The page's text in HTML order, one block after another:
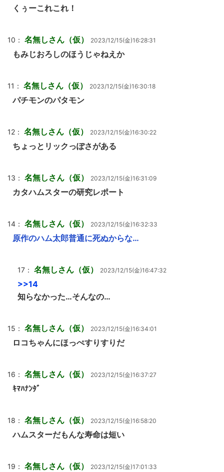
くぅーこれこれ！
10： 名無しさん（仮） 2023/12/15(金)16:28:31
もみじおろしのほうじゃねえか
11： 名無しさん（仮） 2023/12/15(金)16:30:18
パチモンのパタモン
12： 名無しさん（仮） 2023/12/15(金)16:30:22
ちょっとリックっぽさがある
13： 名無しさん（仮） 2023/12/15(金)16:31:09
カタハムスターの研究レポート
14： 名無しさん（仮） 2023/12/15(金)16:32:33
原作のハム太郎普通に死ぬからな…
17： 名無しさん（仮） 2023/12/15(金)16:47:32
>>14
知らなかった…そんなの…
15： 名無しさん（仮） 2023/12/15(金)16:34:01
ロコちゃんにほっぺすりすりだ
16： 名無しさん（仮） 2023/12/15(金)16:37:27
ｷﾏﾊﾅﾝﾀﾞ
18： 名無しさん（仮） 2023/12/15(金)16:58:20
ハムスターだもんな寿命は短い
19： 名無しさん（仮） 2023/12/15(金)17:01:33